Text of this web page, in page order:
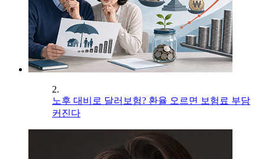
2.
노후 대비로 달러보험? 환율 오르면 보험료 부담
커진다